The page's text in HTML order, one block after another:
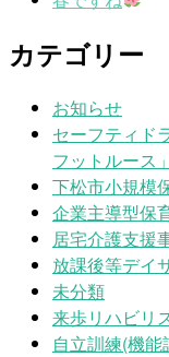
カテゴリー
お知らせ
セーフティド
フットルース」
下松市小規模
企業主導型保
居宅介護支援
放課後等デイ
未分類
来歩リハビリ
自立訓練(機